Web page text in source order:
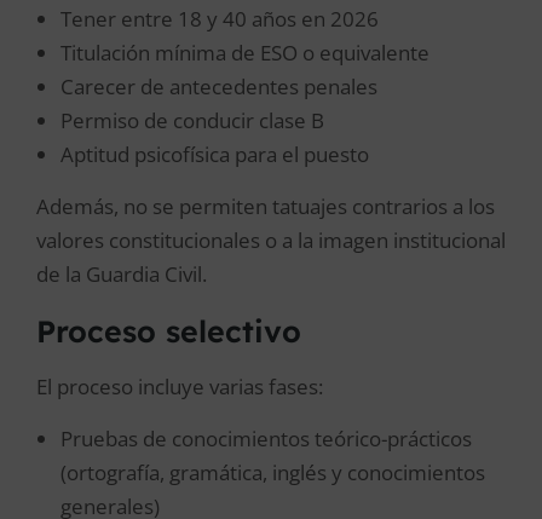
Tener entre 18 y 40 años en 2026
Titulación mínima de ESO o equivalente
Carecer de antecedentes penales
Permiso de conducir clase B
Aptitud psicofísica para el puesto
Además, no se permiten tatuajes contrarios a los
valores constitucionales o a la imagen institucional
de la Guardia Civil.
Proceso selectivo
El proceso incluye varias fases:
Pruebas de conocimientos teórico-prácticos
(ortografía, gramática, inglés y conocimientos
generales)